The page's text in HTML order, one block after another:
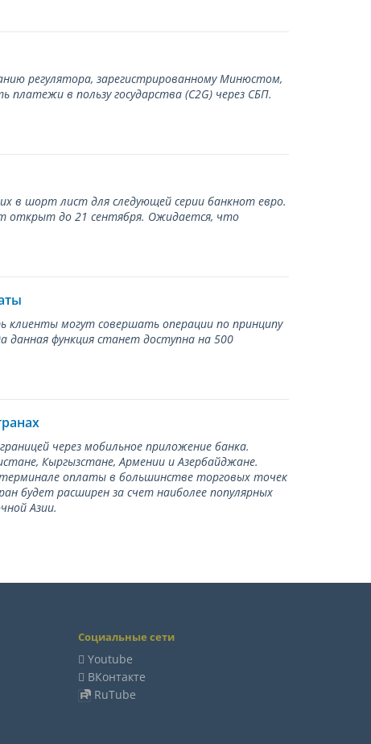
регулятора, зарегистрированному Минюстом,
в пользу государства (С2G) через СБП.
в шорт лист для следующей серии банкнот евро.
открыт до 21 сентября. Ожидается, что
клиенты могут совершать операции по принципу
данная функция станет доступна на 500
через мобильное приложение банка.
Кыргызстане, Армении и Азербайджане.
оплаты в большинстве торговых точек
будет расширен за счет наиболее популярных
Азии.
Социальные сети
Youtube
ВКонтакте
RuTube